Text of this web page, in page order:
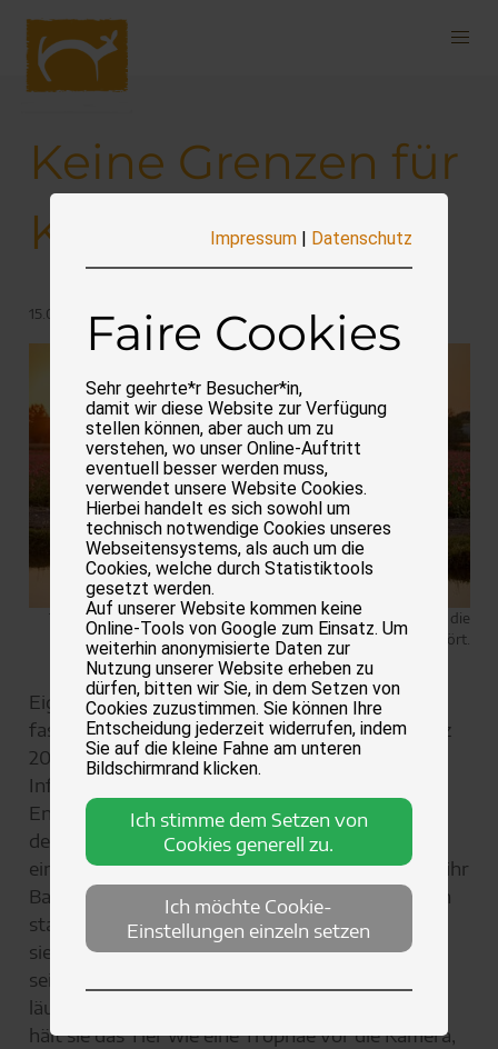
Navigation
überspringen
Keine Grenzen für
Klicks
15.06.2025
Tulpenfelder sind ein beliebtes Fotomotiv im Frühjahr. Tiere, die
hier leben, werden jedoch empfindlich gestört.
Eigentlich wirkt das Video so surreal, dass man
fast an seiner Echtheit zweifeln möchte. Im März
2025 reist Sam Jones – US-Amerikanerin,
Influencerin sowie selbst ernannte „Outdoor-
Enthusiastin und Jägerin“ – nach Australien. Auf
der Suche nach guten Bildmotiven stößt sie an
einer Landstraße auf eine Wombat-Mutter und ihr
Baby. Sie beginnt zu filmen und löst damit jedoch
statt Likes einen Shitstorm aus: Auf dem Video
sieht man, wie sie das strampelnde Jungtier von
seiner Mutter wegreißt und damit zu ihrem SUV
läuft, die Mutter ist ihr auf den Fersen. Am Auto
hält sie das Tier wie eine Trophäe vor die Kamera,
Impressum | Datenschutz
Faire Cookies
Sehr geehrte*r Besucher*in,
damit wir diese Website zur Verfügung
stellen können, aber auch um zu
verstehen, wo unser Online-Auftritt
eventuell besser werden muss,
verwendet unsere Website Cookies.
Hierbei handelt es sich sowohl um
technisch notwendige Cookies unseres
Webseitensystems, als auch um die
Cookies, welche durch Statistiktools
gesetzt werden.
Auf unserer Website kommen keine
Online-Tools von Google zum Einsatz. Um
weiterhin anonymisierte Daten zur
Nutzung unserer Website erheben zu
dürfen, bitten wir Sie, in dem Setzen von
Cookies zuzustimmen. Sie können Ihre
Entscheidung jederzeit widerrufen, indem
Sie auf die kleine Fahne am unteren
Bildschirmrand klicken.
Ich stimme dem Setzen von
Cookies generell zu.
Ich möchte Cookie-
Einstellungen einzeln setzen